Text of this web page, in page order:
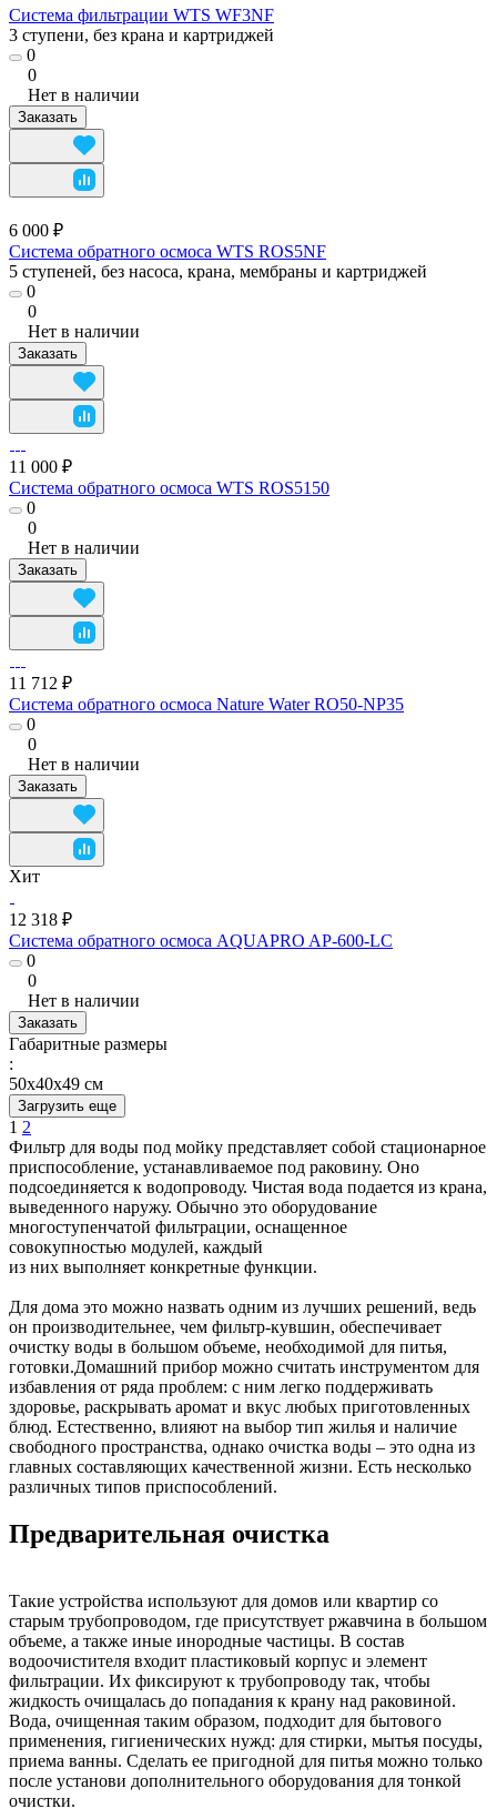
Система фильтрации WTS WF3NF
3 ступени, без крана и картриджей
0
0
Нет в наличии
Заказать
6 000 ₽
Система обратного осмоса WTS ROS5NF
5 ступеней, без насоса, крана, мембраны и картриджей
0
0
Нет в наличии
Заказать
11 000 ₽
Система обратного осмоса WTS ROS5150
0
0
Нет в наличии
Заказать
11 712 ₽
Система обратного осмоса Nature Water RO50-NP35
0
0
Нет в наличии
Заказать
Хит
12 318 ₽
Система обратного осмоса AQUAPRO AP-600-LC
0
0
Нет в наличии
Заказать
Габаритные размеры
:
50х40х49 см
Загрузить еще
1 2
Фильтр для воды под мойку представляет собой стационарное
приспособление, устанавливаемое под раковину. Оно
подсоединяется к водопроводу. Чистая вода подается из крана,
выведенного наружу. Обычно это оборудование
многоступенчатой фильтрации, оснащенное
совокупностью модулей, каждый
из них выполняет конкретные функции.
Для дома это можно назвать одним из лучших решений, ведь
он производительнее, чем фильтр-кувшин, обеспечивает
очистку воды в большом объеме, необходимой для питья,
готовки.Домашний прибор можно считать инструментом для
избавления от ряда проблем: с ним легко поддерживать
здоровье, раскрывать аромат и вкус любых приготовленных
блюд. Естественно, влияют на выбор тип жилья и наличие
свободного пространства, однако очистка воды – это одна из
главных составляющих качественной жизни. Есть несколько
различных типов приспособлений.
Предварительная очистка
Такие устройства используют для домов или квартир со
старым трубопроводом, где присутствует ржавчина в большом
объеме, а также иные инородные частицы. В состав
водоочистителя входит пластиковый корпус и элемент
фильтрации. Их фиксируют к трубопроводу так, чтобы
жидкость очищалась до попадания к крану над раковиной.
Вода, очищенная таким образом, подходит для бытового
применения, гигиенических нужд: для стирки, мытья посуды,
приема ванны. Сделать ее пригодной для питья можно только
после установи дополнительного оборудования для тонкой
очистки.